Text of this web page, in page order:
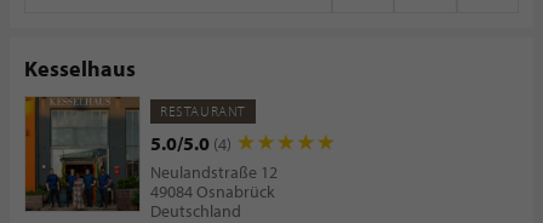
Kesselhaus
RESTAURANT
5.0/5.0 (4)
Neulandstraße 12
49084 Osnabrück
Deutschland